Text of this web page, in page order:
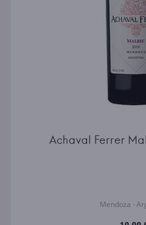
Achaval Ferrer
Mendoza ·